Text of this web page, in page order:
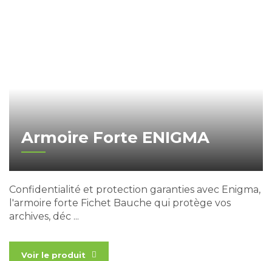
Armoire Forte ENIGMA
Confidentialité et protection garanties avec Enigma,
l'armoire forte Fichet Bauche qui protège vos
archives, déc ...
Voir le produit